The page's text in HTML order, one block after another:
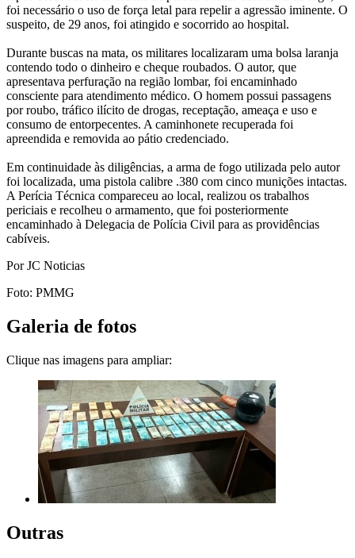
foi necessário o uso de força letal para repelir a agressão iminente. O
suspeito, de 29 anos, foi atingido e socorrido ao hospital.
Durante buscas na mata, os militares localizaram uma bolsa laranja
contendo todo o dinheiro e cheque roubados. O autor, que
apresentava perfuração na região lombar, foi encaminhado
consciente para atendimento médico. O homem possui passagens
por roubo, tráfico ilícito de drogas, receptação, ameaça e uso e
consumo de entorpecentes. A caminhonete recuperada foi
apreendida e removida ao pátio credenciado.
Em continuidade às diligências, a arma de fogo utilizada pelo autor
foi localizada, uma pistola calibre .380 com cinco munições intactas.
A Perícia Técnica compareceu ao local, realizou os trabalhos
periciais e recolheu o armamento, que foi posteriormente
encaminhado à Delegacia de Polícia Civil para as providências
cabíveis.
Por JC Noticias
Foto: PMMG
Galeria de fotos
Clique nas imagens para ampliar:
Outras